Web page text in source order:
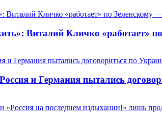
Виталий Кличко «работает»
и Германия пытались